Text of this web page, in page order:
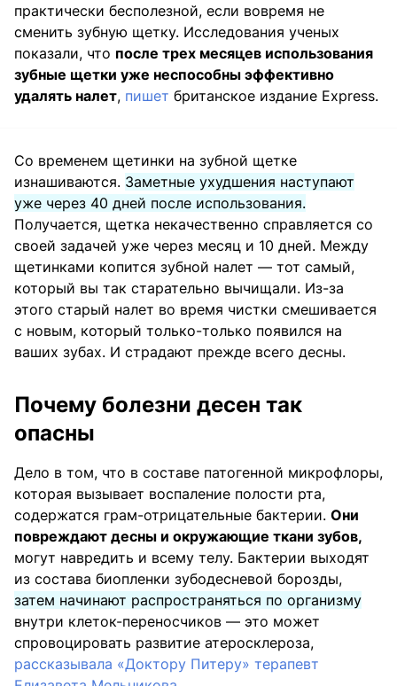
практически бесполезной, если вовремя не
сменить зубную щетку. Исследования ученых
показали, что после трех месяцев использования
зубные щетки уже неспособны эффективно
удалять налет, пишет британское издание Express.
Со временем щетинки на зубной щетке
изнашиваются. Заметные ухудшения наступают
уже через 40 дней после использования.
Получается, щетка некачественно справляется со
своей задачей уже через месяц и 10 дней. Между
щетинками копится зубной налет — тот самый,
который вы так старательно вычищали. Из-за
этого старый налет во время чистки смешивается
с новым, который только-только появился на
ваших зубах. И страдают прежде всего десны.
Почему болезни десен так
опасны
Дело в том, что в составе патогенной микрофлоры,
которая вызывает воспаление полости рта,
содержатся грам-отрицательные бактерии. Они
повреждают десны и окружающие ткани зубов,
могут навредить и всему телу. Бактерии выходят
из состава биопленки зубодесневой борозды,
затем начинают распространяться по организму
внутри клеток-переносчиков — это может
спровоцировать развитие атеросклероза,
рассказывала «Доктору Питеру» терапевт